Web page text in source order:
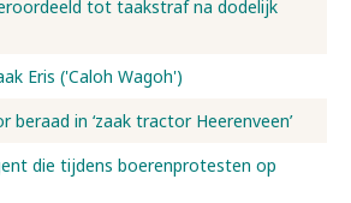
tot taakstraf na dodelijk
Eris ('Caloh Wagoh')
beraad in ‘zaak tractor Heerenveen’
die tijdens boerenprotesten op